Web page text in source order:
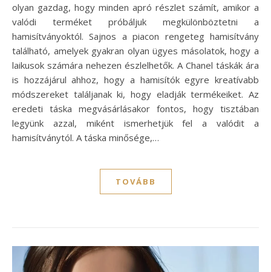
olyan gazdag, hogy minden apró részlet számít, amikor a
valódi terméket próbáljuk megkülönböztetni a
hamisítványoktól. Sajnos a piacon rengeteg hamisítvány
található, amelyek gyakran olyan ügyes másolatok, hogy a
laikusok számára nehezen észlelhetők. A Chanel táskák ára
is hozzájárul ahhoz, hogy a hamisítók egyre kreatívabb
módszereket találjanak ki, hogy eladják termékeiket. Az
eredeti táska megvásárlásakor fontos, hogy tisztában
legyünk azzal, miként ismerhetjük fel a valódit a
hamisítványtól. A táska minősége,…
TOVÁBB